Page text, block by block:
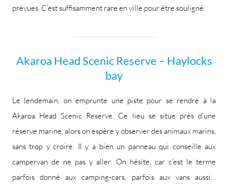
prévues. C’est suffisamment rare en ville pour être souligné.
Akaroa Head Scenic Reserve – Haylocks
bay
Le lendemain, on emprunte une piste pour se rendre à la
Akaroa Head Scenic Reserve. Ce lieu se situe près d’une
réserve marine, alors on espère y observer des animaux marins,
sans trop y croire. Il y a bien un panneau qui conseille aux
campervan de ne pas y aller. On hésite, car c’est le terme
parfois donné aux camping-cars, parfois aux vans aussi…